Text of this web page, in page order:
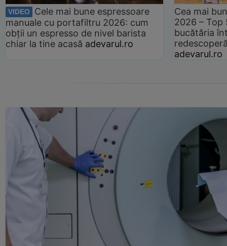
VIDEO
Cele mai bune espressoare
manuale cu portafiltru 2026: cum
obții un espresso de nivel barista
chiar la tine acasă adevarul.ro
Cea mai
2026 –
bucătăria
adevarul.ro